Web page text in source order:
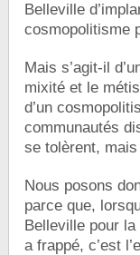
Belleville
cosmopolitisme
Mais s’agit-il
mixité et le
d’un
communautés
se tolèrent,
Nous posons
parce que,
Belleville pour
a frappé, c’est